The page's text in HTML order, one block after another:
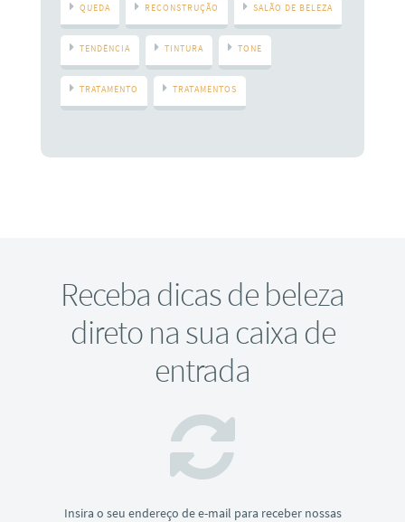
QUEDA RECONSTRUÇÃO SALÃO DE BELEZA
TENDÊNCIA TINTURA TONE
TRATAMENTO TRATAMENTOS
Receba dicas de beleza
direto na sua caixa de
entrada
Insira o seu endereço de e-mail para receber nossas